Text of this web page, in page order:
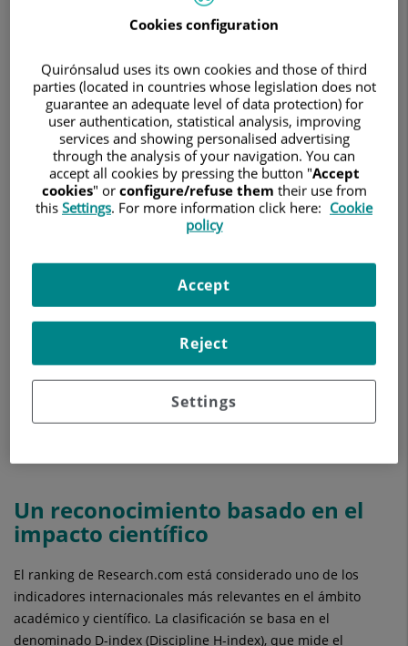
9 de junio de 2026
HOSPITAL UNIVERSITARI GENERAL DE CATALUNYA NEUMOLOGÍA
El doctorAntoni Torres, jefe deServicio de Neumología
del Hospital Universitari General de Catalunya (HUGC)
ha sido reconocido como el tercer mejor científico de España
internacional elaborado por la plataforma Research.com en
Este reconocimiento sitúa al especialista no solo entre los
referentes nacionales en investigación biomédica, sino
también en una posición destacada a nivel global, donde
ocupa el puesto 511 en la clasificación mundial de científicos
del ámbito médico.
Un reconocimiento basado en el
impacto científico
El ranking de Research.com está considerado uno de los
indicadores internacionales más relevantes en el ámbito
académico y científico. La clasificación se basa en el
denominado D-index (Discipline H-index), que mide el
Cookies configuration
Quirónsalud uses its own cookies and those of third
parties (located in countries whose legislation does not
guarantee an adequate level of data protection) for
user authentication, statistical analysis, improving
services and showing personalised advertising
through the analysis of your navigation. You can
accept all cookies by pressing the button "Accept
cookies" or configure/refuse them their use from
this Settings. For more information click here: Cookie
policy
Settings
Reject
Accept